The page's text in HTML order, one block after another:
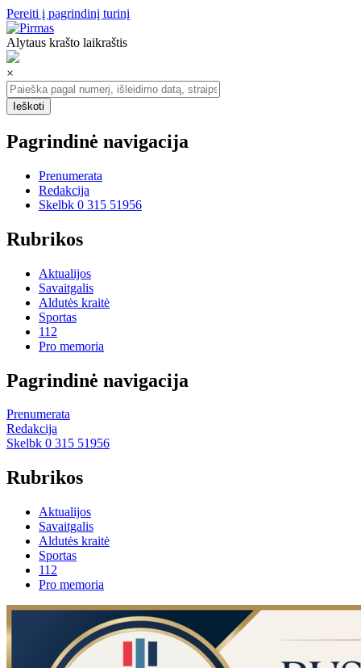
Pereiti į pagrindinį turinį
Alytaus krašto laikraštis
×
Pagrindinė navigacija
Prenumerata
Redakcija
Skelbk 0 315 51956
Rubrikos
Aktualijos
Savaitgalis
Aldutės kraitė
Sportas
112
Pro memoria
Pagrindinė navigacija
Prenumerata
Redakcija
Skelbk 0 315 51956
Rubrikos
Aktualijos
Savaitgalis
Aldutės kraitė
Sportas
112
Pro memoria